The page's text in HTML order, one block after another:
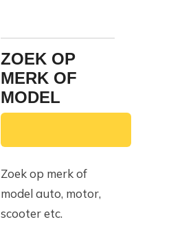
ZOEK OP
MERK OF
MODEL
Zoek op merk of
model auto, motor,
scooter etc.